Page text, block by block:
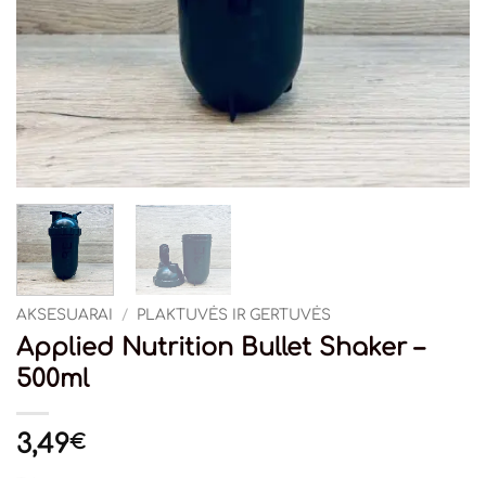
AKSESUARAI / PLAKTUVĖS IR GERTUVĖS
Applied Nutrition Bullet Shaker –
500ml
3,49€